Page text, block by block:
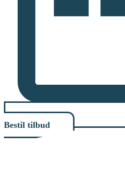
Bestil tilbud